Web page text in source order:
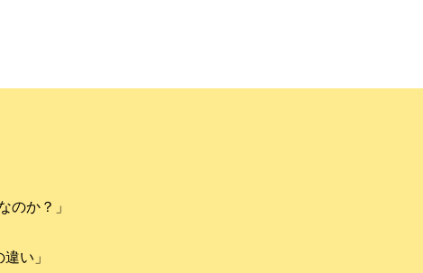
のか？」
い」